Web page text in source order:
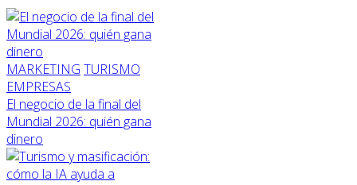
MARKETING TURISMO
EMPRESAS
El negocio de la final del
Mundial 2026: quién gana
dinero